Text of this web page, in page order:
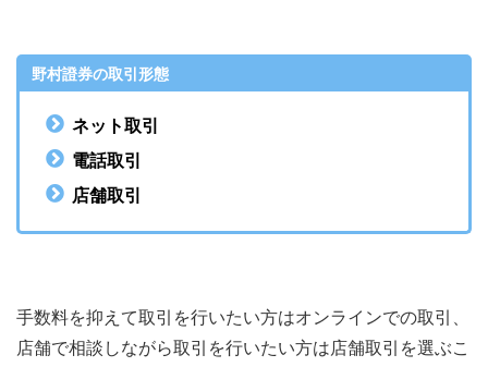
野村證券の取引形態
ネット取引
電話取引
店舗取引
手数料を抑えて取引を行いたい方はオンラインでの取引、
店舗で相談しながら取引を行いたい方は店舗取引を選ぶこ